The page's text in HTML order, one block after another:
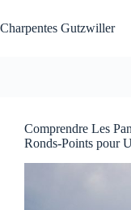
au
contenu
Charpentes Gutzwiller
Comprendre Les
Ronds-Points pour